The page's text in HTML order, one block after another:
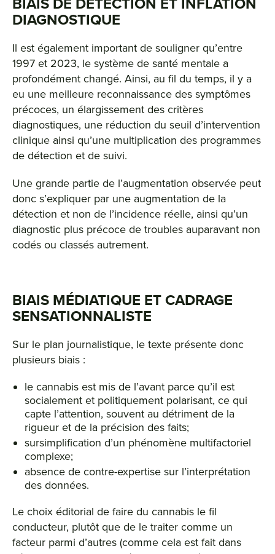
BIAIS DE DÉTECTION ET INFLATION
DIAGNOSTIQUE
Il est également important de souligner qu’entre
1997 et 2023, le système de santé mentale a
profondément changé. Ainsi, au fil du temps, il y a
eu une meilleure reconnaissance des symptômes
précoces, un élargissement des critères
diagnostiques, une réduction du seuil d’intervention
clinique ainsi qu’une multiplication des programmes
de détection et de suivi.
Une grande partie de l’augmentation observée peut
donc s’expliquer par une augmentation de la
détection et non de l’incidence réelle, ainsi qu’un
diagnostic plus précoce de troubles auparavant non
codés ou classés autrement.
BIAIS MÉDIATIQUE ET CADRAGE
SENSATIONNALISTE
Sur le plan journalistique, le texte présente donc
plusieurs biais :
le cannabis est mis de l’avant parce qu’il est
socialement et politiquement polarisant, ce qui
capte l’attention, souvent au détriment de la
rigueur et de la précision des faits;
sursimplification d’un phénomène multifactoriel
complexe;
absence de contre-expertise sur l’interprétation
des données.
Le choix éditorial de faire du cannabis le fil
conducteur, plutôt que de le traiter comme un
facteur parmi d’autres (comme cela est fait dans